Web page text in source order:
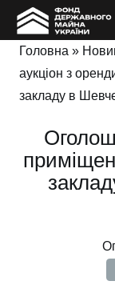
Головна »
аукціон з
закладу в